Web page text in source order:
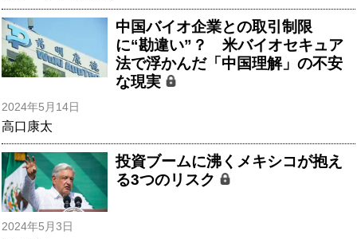
中国バイオ企業との取引制限
に“勘違い”？ 米バイオセキュア
法で浮かんだ「中国理解」の不安
な現実
2024年5月14日
高口康太
投資ブームに沸くメキシコが抱え
る3つのリスク
2024年5月3日